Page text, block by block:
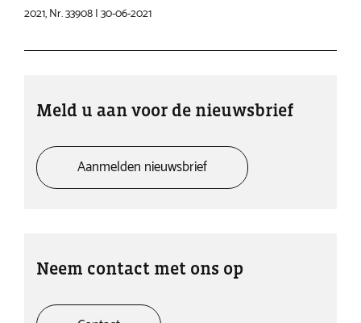
Meld u aan voor de nieuwsbrief
Aanmelden nieuwsbrief
Neem contact met ons op
2021, Nr. 33908 | 30-06-2021